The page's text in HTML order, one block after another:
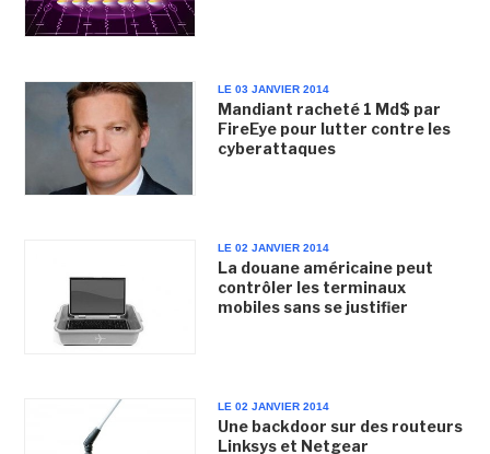
LE 03 JANVIER 2014
Mandiant racheté 1 Md$ par
FireEye pour lutter contre les
cyberattaques
LE 02 JANVIER 2014
La douane américaine peut
contrôler les terminaux
mobiles sans se justifier
LE 02 JANVIER 2014
Une backdoor sur des routeurs
Linksys et Netgear